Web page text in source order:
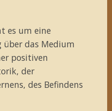
es um eine
über das Medium
positiven
der
des Befindens